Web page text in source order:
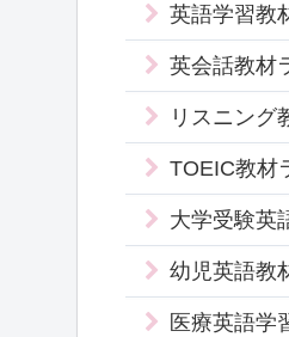
英語学習教
英会話教材
リスニング
TOEIC教材
大学受験英
幼児英語教
医療英語学